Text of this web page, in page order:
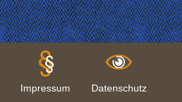
Impressum Datenschutz